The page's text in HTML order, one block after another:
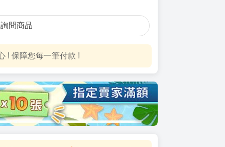
詢問商品
! 保障您每一筆付款 !